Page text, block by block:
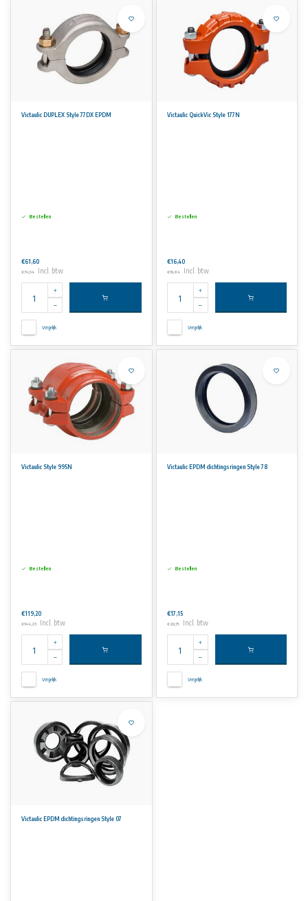
Victaulic DUPLEX Style 77DX EPDM
Bestellen
€61,60
€74,54 Incl. btw
Vergelijk
Victaulic QuickVic Style 177N
Bestellen
€16,40
€19,84 Incl. btw
Vergelijk
Victaulic Style 995N
Bestellen
€119,20
€144,23 Incl. btw
Vergelijk
Victaulic EPDM dichtingsringen Style 78
Bestellen
€17,15
€20,75 Incl. btw
Vergelijk
Victaulic EPDM dichtingsringen Style 07